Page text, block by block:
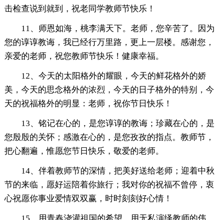
击检查说到就到，祝老同学教师节快乐！
11、师恩如海，桃李满天下。老师，您辛苦了。因为
您的谆谆教诲，我已经行万里路，更上一层楼。感谢您，
亲爱的老师，祝您教师节快乐！健康幸福。
12、今天的太阳格外的耀眼，今天的鲜花格外的娇
美，今天的思念格外的浓烈，今天的日子格外的特别，今
天的祝福格外的明显：老师，祝你节日快乐！
13、铭记在心的，是您谆谆的教诲；珍藏在心的，是
您殷殷的关怀；感激在心的，是您孜孜的指点。教师节，
把心翻遍，惟愿您节日快乐，敬爱的老师。
14、伴着教师节的深情，把美好送给老师；迎着中秋
节的来临，愿好运陪着你旅行；我对你的祝福不曾停，衷
心祝愿你事业爱情双双赢，时时刻刻好心情！
15、用青春浇灌祖国的希望，用无私演绎教师的伟